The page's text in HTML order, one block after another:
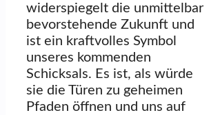
widerspiegelt die unmittelbar
bevorstehende Zukunft und
ist ein kraftvolles Symbol
unseres kommenden
Schicksals. Es ist, als würde
sie die Türen zu geheimen
Pfaden öffnen und uns auf